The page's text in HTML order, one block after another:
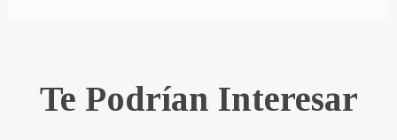
Te Podrían Interesar